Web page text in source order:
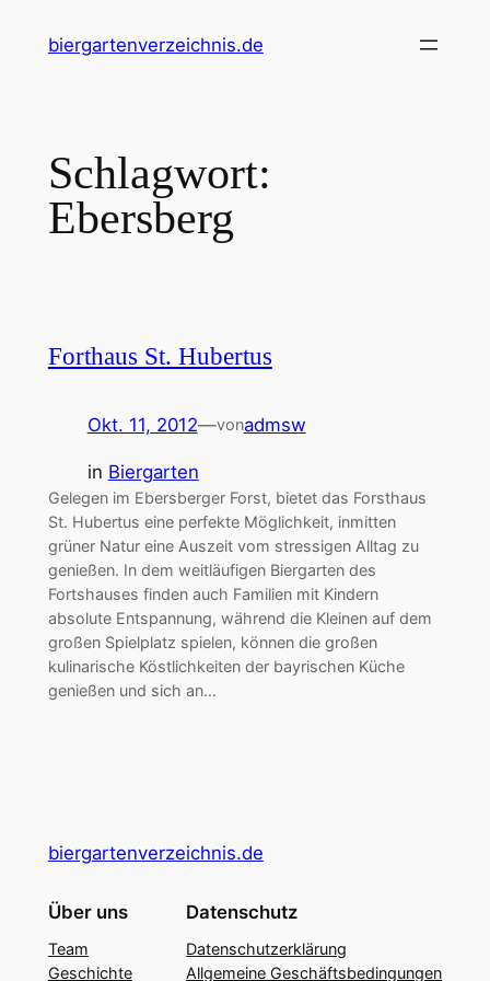
Inhaltbiergartenverzeichnis.de
Schlagwort:
Ebersberg
Forthaus St. Hubertus
Okt. 11, 2012—vonadmsw
in Biergarten
Gelegen im Ebersberger Forst, bietet das Forsthaus
St. Hubertus eine perfekte Möglichkeit, inmitten
grüner Natur eine Auszeit vom stressigen Alltag zu
genießen. In dem weitläufigen Biergarten des
Fortshauses finden auch Familien mit Kindern
absolute Entspannung, während die Kleinen auf dem
großen Spielplatz spielen, können die großen
kulinarische Köstlichkeiten der bayrischen Küche
genießen und sich an…
biergartenverzeichnis.de
Über uns
Team
Geschichte
Datenschutz
Datenschutzerklärung
Allgemeine Geschäftsbedingungen